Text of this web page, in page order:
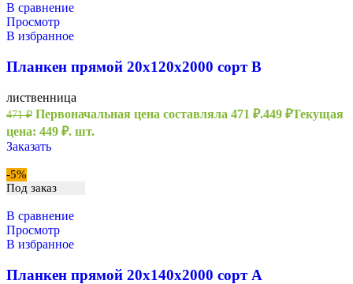
В сравнение
Просмотр
В избранное
Планкен прямой 20х120х2000 сорт В
лиственница
471₽ Первоначальная цена составляла 471 ₽.449 ₽Текущая
цена: 449 ₽. шт.
Заказать
-5%
Под заказ
В сравнение
Просмотр
В избранное
Планкен прямой 20х140х2000 сорт А